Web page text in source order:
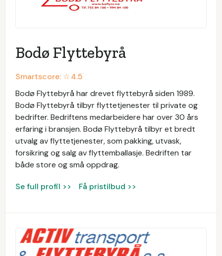
Bodø Flyttebyrå
Smartscore: ☆4.5
Bodø Flyttebyrå har drevet flyttebyrå siden 1989.
Bodø Flyttebyrå tilbyr flyttetjenester til private og
bedrifter. Bedriftens medarbeidere har over 30 års
erfaring i bransjen. Bodø Flyttebyrå tilbyr et bredt
utvalg av flyttetjenester, som pakking, utvask,
forsikring og salg av flyttemballasje. Bedriften tar
både store og små oppdrag.
Se full profil >> Få pristilbud >>